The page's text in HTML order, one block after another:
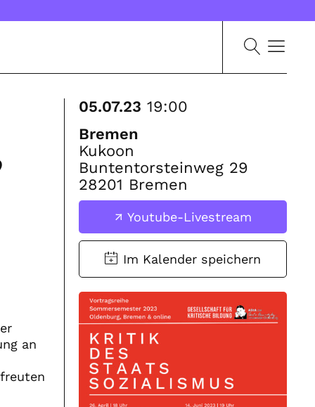
an
05.07.23 19:00
Bremen
Kukoon
Buntentorsteinweg 29
28201 Bremen
Youtube-Livestream